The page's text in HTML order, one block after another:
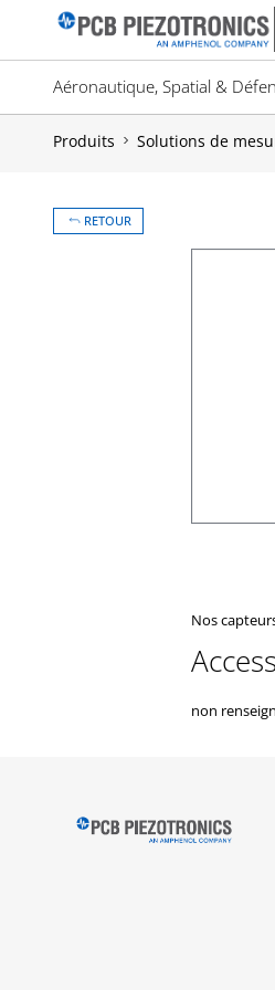
Aéronautique, Spatial &
Produits Solutions de
RETOUR
Nos
non